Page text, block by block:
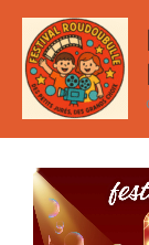
Aller
contenu